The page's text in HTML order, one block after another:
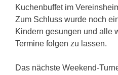
Kuchenbuffet im
Zum Schluss wurde noch
Kindern gesungen und alle
Termine folgen zu lassen.
Das nächste Weekend-